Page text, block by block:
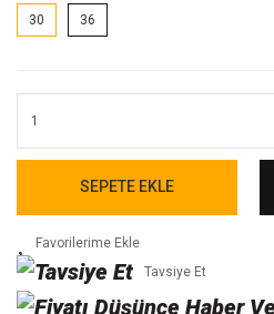
30 36
SEPETE EKLE
Tavsiye Et